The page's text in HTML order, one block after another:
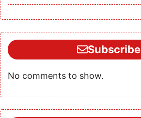
Subscribe
No comments to show.